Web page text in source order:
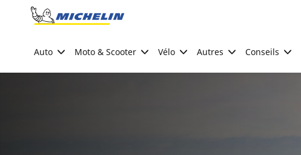
Go to page content
Auto Moto & Scooter Vélo Autres Conseils